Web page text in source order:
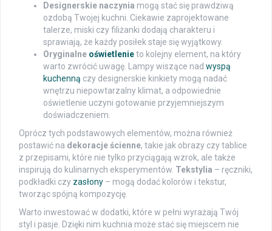
Designerskie naczynia mogą stać się prawdziwą
ozdobą Twojej kuchni. Ciekawie zaprojektowane
talerze, miski czy filiżanki dodają charakteru i
sprawiają, że każdy posiłek staje się wyjątkowy.
Oryginalne oświetlenieto kolejny element, na który
warto zwrócić uwagę. Lampy wiszące nad wyspą
kuchenną czy designerskie kinkiety mogą nadać
wnętrzu niepowtarzalny klimat, a odpowiednie
oświetlenie uczyni gotowanie przyjemniejszym
doświadczeniem.
Oprócz tych podstawowych elementów, można również
postawić na dekoracje ścienne, takie jak obrazy czy tablice
z przepisami, które nie tylko przyciągają wzrok, ale także
inspirują do kulinarnych eksperymentów. Tekstylia – ręczniki,
podkładki czy zasłony – mogą dodać kolorów i tekstur,
tworząc spójną kompozycję.
Warto inwestować w dodatki, które w pełni wyrażają Twój
styl i pasje. Dzięki nim kuchnia może stać się miejscem nie